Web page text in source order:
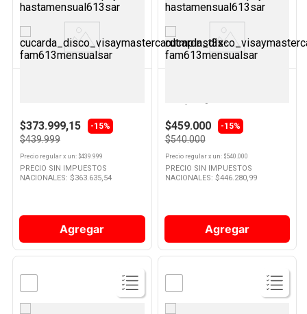
Producto
$373.999,15 -15%
$439.999
Precio regular x un: $439.999
PRECIO SIN IMPUESTOS
NACIONALES: $363.635,54
Agregar
Producto
$459.000 -15%
$540.000
Precio regularx un: $540.000
PRECIO SIN IMPUESTOS
NACIONALES: $446.280,99
Agregar